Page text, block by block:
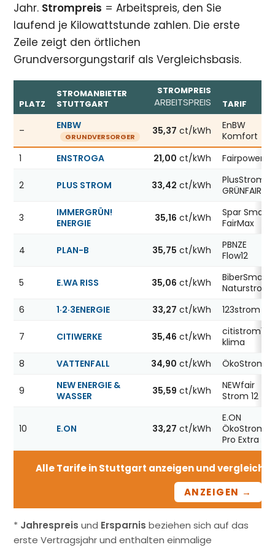
Jahr. Strompreis = Arbeitspreis, den Sie
laufend je Kilowattstunde zahlen. Die erste
Zeile zeigt den örtlichen
Grundversorgungstarif als Vergleichsbasis.
Günstigste Stromanbieter in Stuttgart, Stand
PLATZ
STROMANBIETER
STUTTGART
STROMPREIS
ARBEITSPREIS TARIF
– ENBW
GRUNDVERSORGER
35,37 ct/kWh
EnBW
Komfort
1
ENSTROGA 21,00 ct/kWh Fairpower X
2 PLUS STROM 33,42 ct/kWh
PlusStrom
GRÜNFAIR
3
IMMERGRÜN!
ENERGIE
35,16 ct/kWh
Spar Smart
FairMax
4 PLAN-B 35,75 ct/kWh
PBNZE
Flow12
5 E.WA RISS 35,06 ct/kWh
BiberSmart
Naturstrom
6
1·2·3ENERGIE 33,27 ct/kWh 123strom
7 CITIWERKE 35,46 ct/kWh
citistrom12
klima
8
VATTENFALL 34,90 ct/kWh ÖkoStrom12
9
NEW ENERGIE &
WASSER
35,59 ct/kWh
NEWfair
Strom 12
10 E.ON 33,27 ct/kWh
E.ON
ÖkoStrom
Pro Extra 12
Alle Tarife in Stuttgart anzeigen und vergleichen
ANZEIGEN →
* Jahrespreis und Ersparnis beziehen sich auf das
erste Vertragsjahr und enthalten einmalige